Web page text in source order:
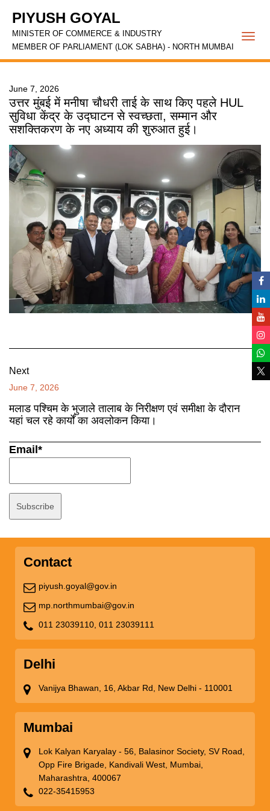
PIYUSH GOYAL
MINISTER OF COMMERCE & INDUSTRY
MEMBER OF PARLIAMENT (LOK SABHA) - NORTH MUMBAI
June 7, 2026
उत्तर मुंबई में मनीषा चौधरी ताई के साथ किए पहले HUL
सुविधा केंद्र के उद्घाटन से स्वच्छता, सम्मान और
सशक्तिकरण के नए अध्याय की शुरुआत हुई।
Next
June 7, 2026
मलाड पश्चिम के भुजाले तालाब के निरीक्षण एवं समीक्षा के दौरान
यहां चल रहे कार्यों का अवलोकन किया।
Email*
Contact
piyush.goyal@gov.in
mp.northmumbai@gov.in
011 23039110, 011 23039111
Delhi
Vanijya Bhawan, 16, Akbar Rd, New Delhi - 110001
Mumbai
Lok Kalyan Karyalay - 56, Balasinor Society, SV Road,
Opp Fire Brigade, Kandivali West, Mumbai,
Maharashtra, 400067
022-35415953